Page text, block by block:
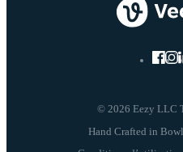
© 2026 Eezy LLC